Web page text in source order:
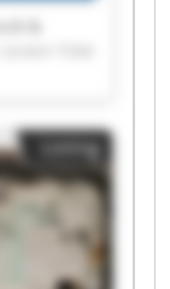
TDM
Medien
Druck &
TDM
Druck &
TDM
Listing